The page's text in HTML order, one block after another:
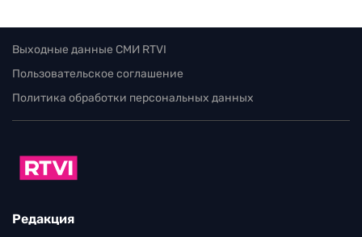
Выходные данные СМИ RTVI
Пользовательское соглашение
Политика обработки персональных данных
Редакция